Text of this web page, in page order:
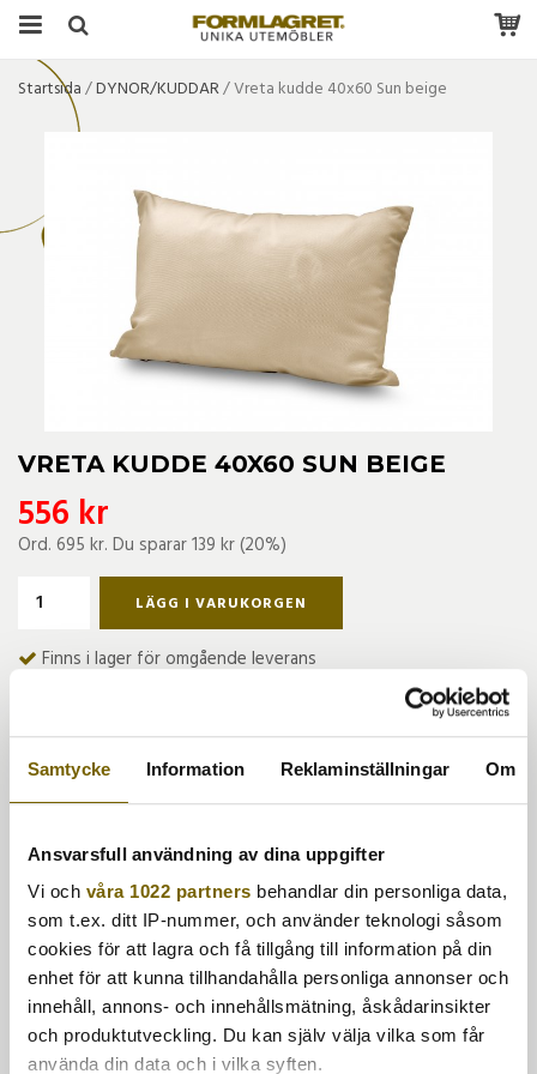
Samtycke Information Reklaminställningar Om
Ansvarsfull användning av dina uppgifter
Vi och våra 1022 partners behandlar din personliga data,
som t.ex. ditt IP-nummer, och använder teknologi såsom
cookies för att lagra och få tillgång till information på din
enhet för att kunna tillhandahålla personliga annonser och
innehåll, annons- och innehållsmätning, åskådarinsikter
och produktutveckling. Du kan själv välja vilka som får
använda din data och i vilka syften.
Startsida/DYNOR/KUDDAR/Vreta kudde 40x60 Sun beige
VRETA KUDDE 40X60 SUN BEIGE
556 kr
Ord. 695 kr. Du sparar139 kr(20%)
LÄGG I VARUKORGEN
Finns i lager för omgående leverans
Sunbrella är en båttygsväv (60000 MD) som är 100% UV-
beständig och vattentålig. Tyget är special behandlat mot
mögel, fett, smuts och föroreningar, vilket gör det till en
Artikelnr:SB-40X60-B